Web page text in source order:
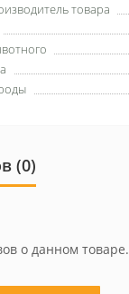
товара
(0)
о данном товаре.